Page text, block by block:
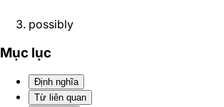
possibly
Mục lục
Định nghĩa
Từ liên quan